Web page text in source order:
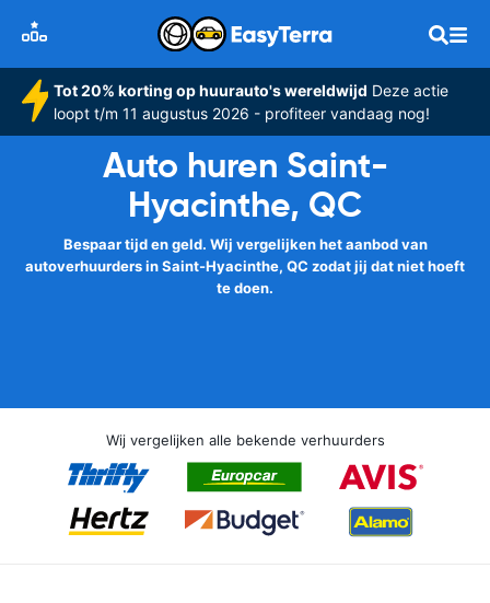
Tot 20% korting op huurauto's wereldwijd Deze actie
loopt t/m 11 augustus 2026 - profiteer vandaag nog!
Auto huren Saint-
Hyacinthe, QC
Bespaar tijd en geld. Wij vergelijken het aanbod van
autoverhuurders in Saint-Hyacinthe, QC zodat jij dat niet hoeft
te doen.
Wij vergelijken alle bekende verhuurders